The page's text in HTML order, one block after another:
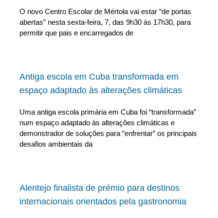
O novo Centro Escolar de Mértola vai estar “de portas
abertas” nesta sexta-feira, 7, das 9h30 às 17h30, para
permitir que pais e encarregados de
Antiga escola em Cuba transformada em
espaço adaptado às alterações climáticas
Uma antiga escola primária em Cuba foi “transformada”
num espaço adaptado às alterações climáticas e
demonstrador de soluções para “enfrentar” os principais
desafios ambientais da
Alentejo finalista de prémio para destinos
internacionais orientados pela gastronomia